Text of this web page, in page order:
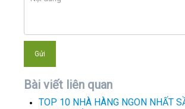
Bài viết liên quan
TOP 10 NHÀ HÀNG NGON NHẤT